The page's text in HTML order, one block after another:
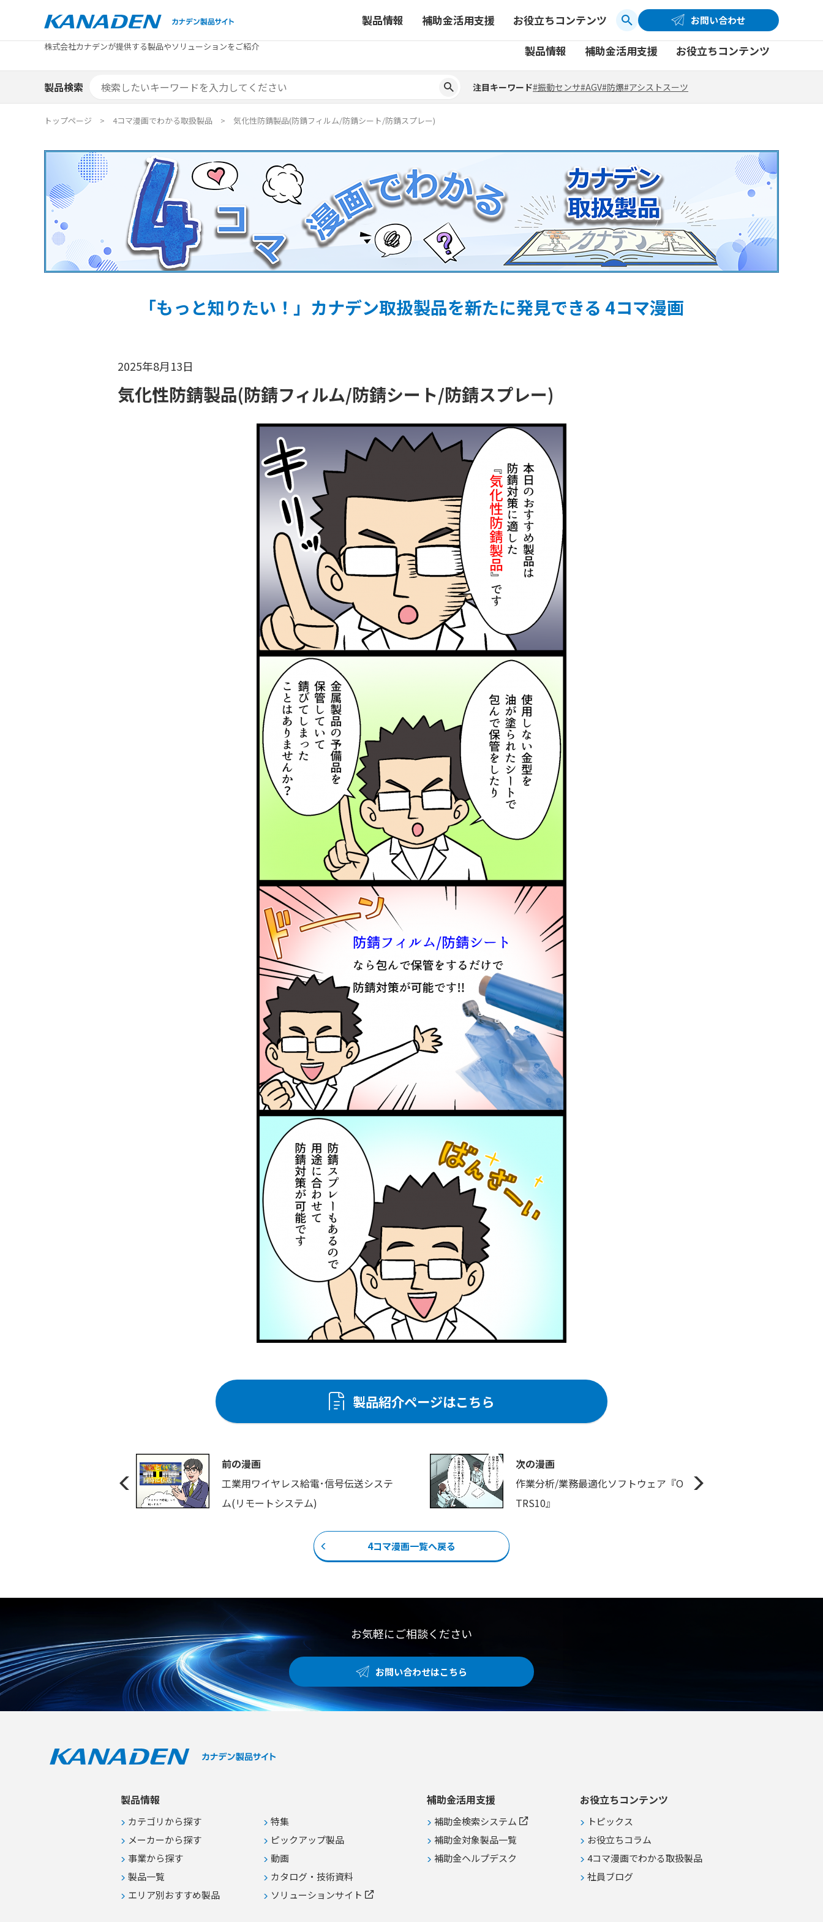
お問い合わせ
製品情報
カテゴリから探す メーカーから探す 事業から探す 製品一覧
エリア別おすすめ製品 特集 ピックアップ製品
カタログ・技術資料 ソリューションサイト
補助金活用支援
補助金検索システム 補助金対象製品一覧 補助金ヘルプデスク
お役立ちコンテンツ
トピックス お役立ちコラム 4コマ漫画でわかる取扱製品 社員ブログ
製品検索 注目キーワード#振動センサ#AGV#防爆#アシストスーツ
株式会社カナデンが提供する製品やソリューションをご紹介
コーポレートサイト お問い合わせ
製品情報
カテゴリから探す メーカーから探す 事業から探す 製品一覧
エリア別おすすめ製品 特集 ピックアップ製品 動画
カタログ・技術資料 ソリューションサイト
補助金活用支援
補助金検索システム 補助金対象製品一覧 補助金ヘルプデスク
お役立ちコンテンツ
トピックス お役立ちコラム 4コマ漫画でわかる取扱製品 社員ブログ
製品検索 注目キーワード#振動センサ#AGV#防爆#アシストスーツ
トップページ 4コマ漫画でわかる取扱製品 気化性防錆製品(防錆フィルム/防錆シート/防錆スプレー)
「もっと知りたい！」カナデン取扱製品を新たに発見できる 4コマ漫画
2025年8月13日
気化性防錆製品(防錆フィルム/防錆シート/防錆スプレー)
製品紹介ページはこちら
前の漫画
工業用ワイヤレス給電･信号伝送システ
ム(リモートシステム)
次の漫画
作業分析/業務最適化ソフトウェア『O
TRS10』
4コマ漫画一覧へ戻る
お気軽にご相談ください
お問い合わせはこちら
製品情報
カテゴリから探す
メーカーから探す
事業から探す
製品一覧
エリア別おすすめ製品
特集
ピックアップ製品
動画
カタログ・技術資料
ソリューションサイト
補助金活用支援
補助金検索システム
補助金対象製品一覧
補助金ヘルプデスク
お役立ちコンテンツ
トピックス
お役立ちコラム
4コマ漫画でわかる取扱製品
社員ブログ